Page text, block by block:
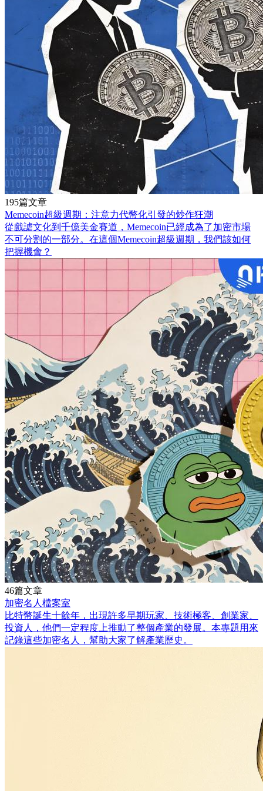
195篇文章
Memecoin超級週期：注意力代幣化引發的炒作狂潮
從戲謔文化到千億美金賽道，Memecoin已經成為了加密市場
不可分割的一部分。在這個Memecoin超級週期，我們該如何
把握機會？
46篇文章
加密名人檔案室
比特幣誕生十餘年，出現許多早期玩家、技術極客、創業家、
投資人，他們一定程度上推動了整個產業的發展。本專題用來
記錄這些加密名人，幫助大家了解產業歷史。